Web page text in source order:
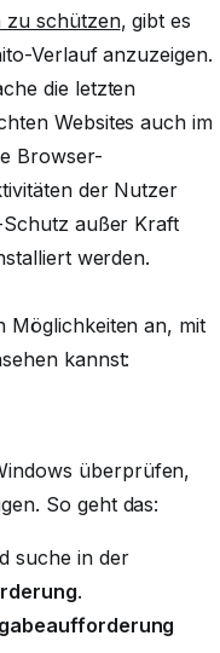
zu schützen, gibt es
Verlauf anzuzeigen.
die letzten
Websites auch im
Browser-
der Nutzer
außer Kraft
werden.
Möglichkeiten an, mit
kannst:
überprüfen,
So geht das:
suche in der
.